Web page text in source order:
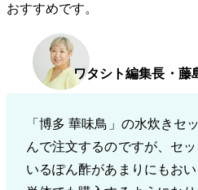
おすすめです。
ワタシト編集長・藤
「博多 華味鳥」の水炊きセ
んで注文するのですが、セ
いるぽん酢があまりにもおい